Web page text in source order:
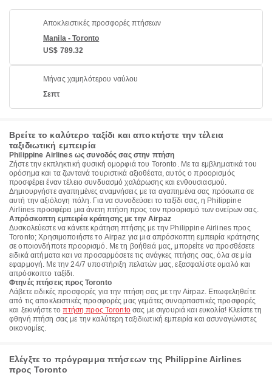
Αποκλειστικές προσφορές πτήσεων
Manila - Toronto
US$ 789.32
Μήνας χαμηλότερου ναύλου
Σεπτ
Βρείτε το καλύτερο ταξίδι και αποκτήστε την τέλεια
ταξιδιωτική εμπειρία
Philippine Airlines ως συνοδός σας στην πτήση
Ζήστε την εκπληκτική φυσική ομορφιά του Toronto. Με τα εμβληματικά του
ορόσημα και τα ζωντανά τουριστικά αξιοθέατα, αυτός ο προορισμός
προσφέρει έναν τέλειο συνδυασμό χαλάρωσης και ενθουσιασμού.
Δημιουργήστε αγαπημένες αναμνήσεις με τα αγαπημένα σας πρόσωπα σε
αυτή την αξιόλογη πόλη. Για να συνοδεύσει το ταξίδι σας, η Philippine
Airlines προσφέρει μια άνετη πτήση προς τον προορισμό των ονείρων σας.
Απρόσκοπτη εμπειρία κράτησης με την Airpaz
Δυσκολεύεστε να κάνετε κράτηση πτήσης με την Philippine Airlines προς
Toronto; Χρησιμοποιήστε το Airpaz για μια απρόσκοπτη εμπειρία κράτησης
σε οποιονδήποτε προορισμό. Με τη βοήθειά μας, μπορείτε να προσθέσετε
ειδικά αιτήματα και να προσαρμόσετε τις ανάγκες πτήσης σας, όλα σε μία
εφαρμογή. Με την 24/7 υποστήριξη πελατών μας, εξασφαλίστε ομαλό και
απρόσκοπτο ταξίδι.
Φτηνές πτήσεις προς Toronto
Λάβετε ειδικές προσφορές για την πτήση σας με την Airpaz. Επωφεληθείτε
από τις αποκλειστικές προσφορές μας γεμάτες συναρπαστικές προσφορές
και ξεκινήστε τοπτήση προς Torontoσας με σιγουριά και ευκολία! Κλείστε τη
φθηνή πτήση σας με την καλύτερη ταξιδιωτική εμπειρία και ασυναγώνιστες
οικονομίες.
Ελέγξτε το πρόγραμμα πτήσεων της Philippine Airlines
προς Toronto